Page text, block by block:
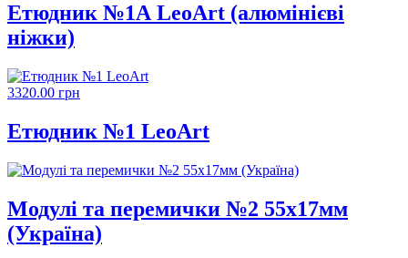
Етюдник №1А LeoArt (алюмінієві
ніжки)
3320.00 грн
Етюдник №1 LeoArt
Модулі та перемички №2 55х17мм
(Україна)